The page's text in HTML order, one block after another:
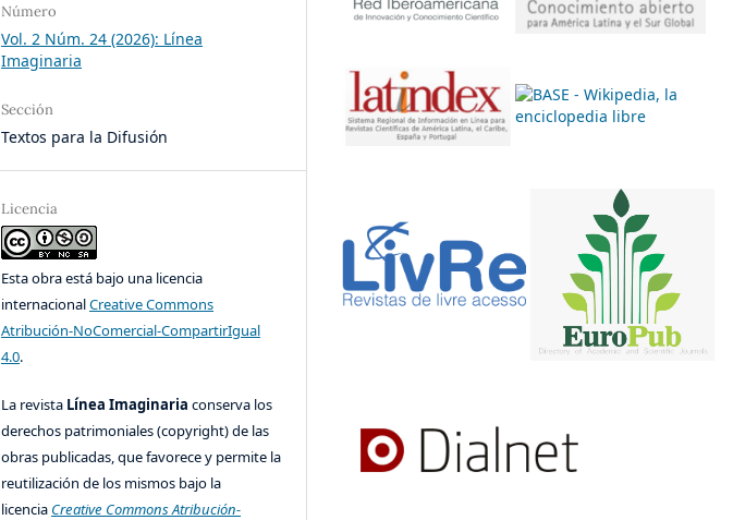
Número
Vol. 2 Núm. 24 (2026): Línea
Imaginaria
Sección
Textos para la Difusión
Licencia
Esta obra está bajo una licencia
internacionalCreative Commons
Atribución-NoComercial-CompartirIgual
4.0.
La revista Línea Imaginariaconserva los
derechos patrimoniales (copyright) de las
obras publicadas, que favorece y permite la
reutilización de los mismos bajo la
licencia Creative Commons Atribución-